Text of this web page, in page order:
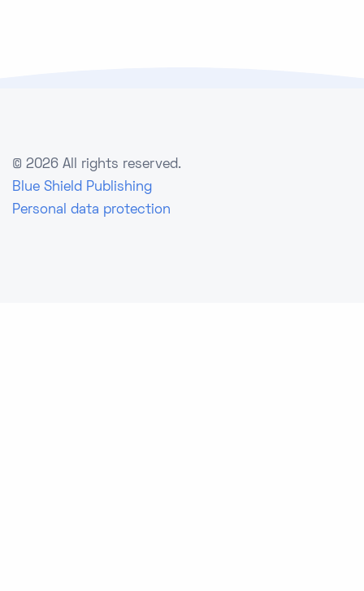
© 2026 All rights reserved.
Blue Shield Publishing
Personal data protection